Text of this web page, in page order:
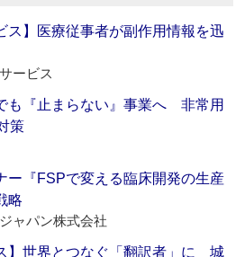
ス】医療従事者が副作用情報を迅
ービス
も『止まらない』事業へ 非常用
策
ー『FSPで変える臨床開発の生産
略
ャパン株式会社
】世界とつなぐ「翻訳者」に 城